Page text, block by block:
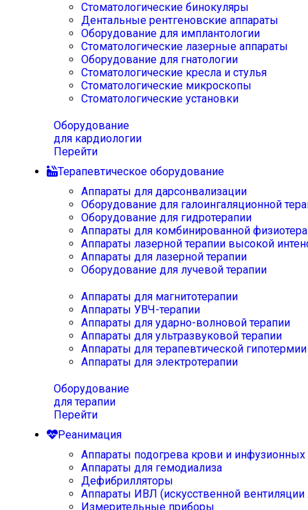
Стоматологические бинокуляры
Дентальные рентгеновские аппараты
Оборудование для имплантологии
Стоматологические лазерные аппараты
Оборудование для гнатологии
Стоматологические кресла и стулья
Стоматологические микроскопы
Стоматологические установки
Оборудование
для кардиологии
Перейти
Терапевтическое оборудование
Аппараты для дарсонвализации
Оборудование для галоингаляционной
Оборудование для гидротерапии
Аппараты для комбинированной
Аппараты лазерной терапии высокой
Аппараты для лазерной терапии
Оборудование для лучевой терапии
Аппараты для магнитотерапии
Аппараты УВЧ-терапии
Аппараты для ударно-волновой терапии
Аппараты для ультразвуковой терапии
Аппараты для терапевтической
Аппараты для электротерапии
Оборудование
для терапии
Перейти
Реанимация
Аппараты подогрева крови и инфузионных
Аппараты для гемодиализа
Дефибрилляторы
Аппараты ИВЛ (искусственной вентиляции
Измерительные приборы